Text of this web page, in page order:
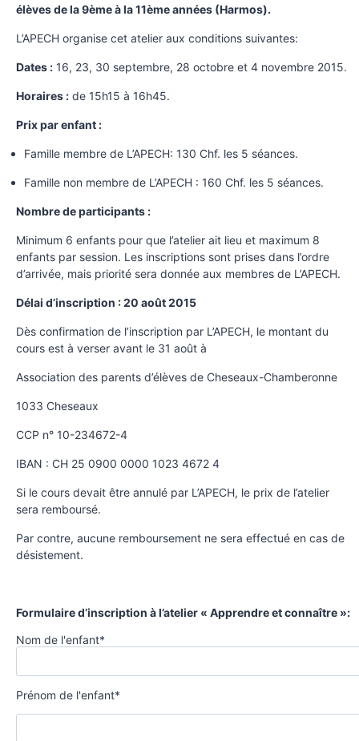
élèves de la 9ème à la 11ème années (Harmos).
L’APECH organise cet atelier aux conditions suivantes:
Dates : 16, 23, 30 septembre, 28 octobre et 4 novembre 2015.
Horaires : de 15h15 à 16h45.
Prix par enfant :
Famille membre de L’APECH: 130 Chf. les 5 séances.
Famille non membre de L’APECH : 160 Chf. les 5 séances.
Nombre de participants :
Minimum 6 enfants pour que l’atelier ait lieu et maximum 8
enfants par session. Les inscriptions sont prises dans l’ordre
d’arrivée, mais priorité sera donnée aux membres de L’APECH.
Délai d’inscription : 20 août 2015
Dès confirmation de l’inscription par L’APECH, le montant du
cours est à verser avant le 31 août à
Association des parents d’élèves de Cheseaux-Chamberonne
1033 Cheseaux
CCP n° 10-234672-4
IBAN : CH 25 0900 0000 1023 4672 4
Si le cours devait être annulé par L’APECH, le prix de l’atelier
sera remboursé.
Par contre, aucune remboursement ne sera effectué en cas de
désistement.
Formulaire d’inscription à l’atelier « Apprendre et connaître »:
Nom de l'enfant*
Prénom de l'enfant*